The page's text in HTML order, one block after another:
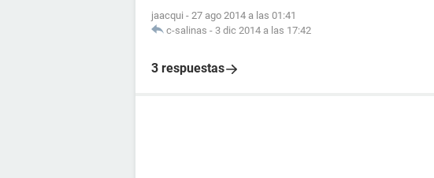
jaacqui - 27 ago 2014 a las 01:41
c-salinas - 3 dic 2014 a las 17:42
3 respuestas